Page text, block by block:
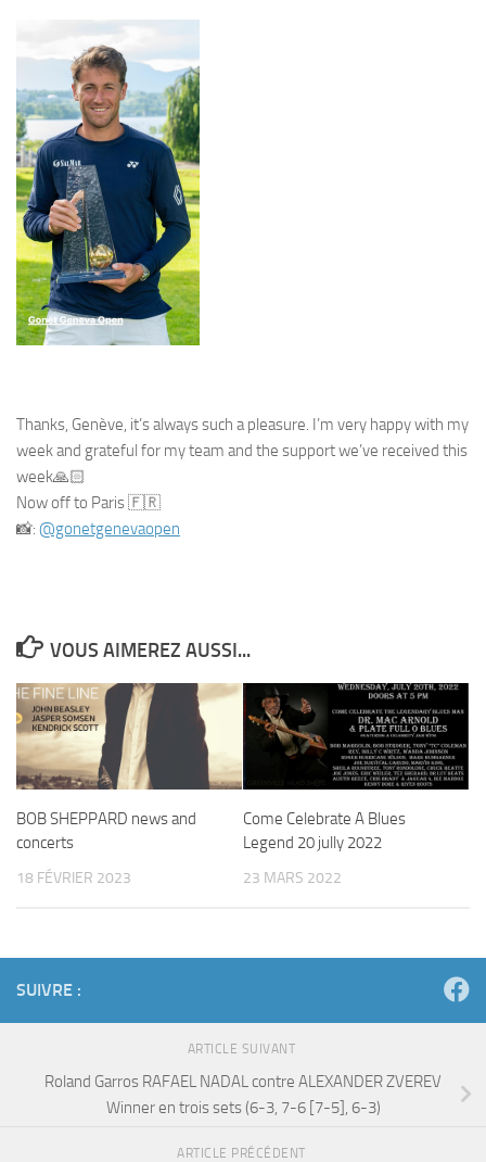
Thanks, Genève, it’s always such a pleasure. I’m very happy with my
week and grateful for my team and the support we’ve received this
week🙏🏻
Now off to Paris 🇫🇷
📸: @gonetgenevaopen
VOUS AIMEREZ AUSSI...
BOB SHEPPARD news and
concerts
18 FÉVRIER 2023
Come Celebrate A Blues
Legend 20 jully 2022
23 MARS 2022
SUIVRE :
ARTICLE SUIVANT
Roland Garros RAFAEL NADAL contre ALEXANDER ZVEREV
Winner en trois sets (6-3, 7-6 [7-5], 6-3)
ARTICLE PRÉCÉDENT